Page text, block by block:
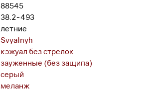
88545
38.2-493
летние
Svyatnyh
кэжуал без стрелок
зауженные (без защипа)
серый
меланж